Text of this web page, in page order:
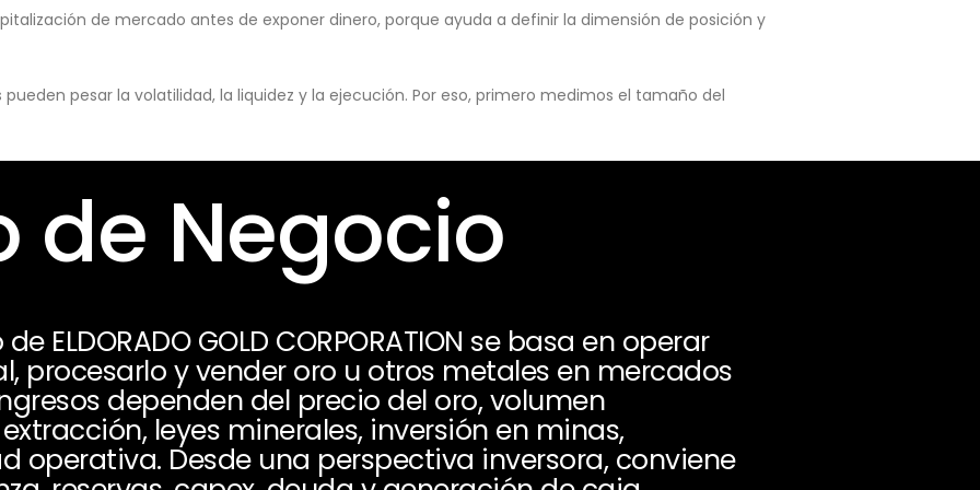
de mercado antes de exponer dinero, porque ayuda a definir la dimensión de posición y
pesar la volatilidad, la liquidez y la ejecución. Por eso, primero medimos el tamaño del
de Negocio
ELDORADO GOLD CORPORATION se basa en operar
procesarlo y vender oro u otros metales en mercados
dependen del precio del oro, volumen
leyes minerales, inversión en minas,
operativa. Desde una perspectiva inversora, conviene